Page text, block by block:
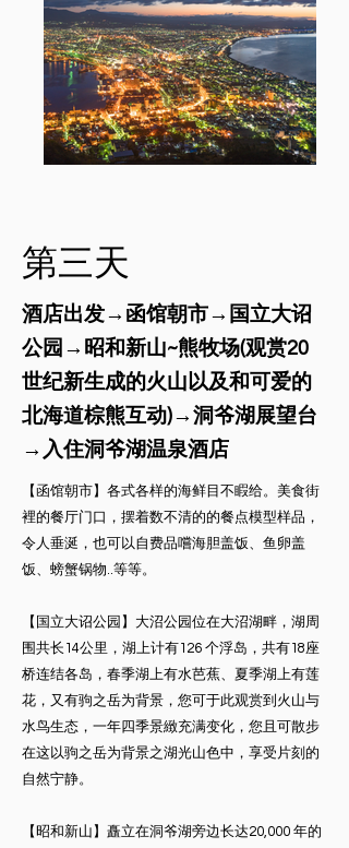
​第三天
酒店出发→函馆朝市→国立大诏
公园→昭和新山~熊牧场(观赏20
世纪新生成的火山以及和可爱的
北海道棕熊互动)→洞爷湖展望台
→入住洞爷湖温泉酒店
【函馆朝市】各式各样的海鲜目不睱给。美食街
裡的餐厅门口，摆着数不清的的餐点模型样品，
令人垂涎，也可以自费品嚐海胆盖饭、鱼卵盖
饭、螃蟹锅物..等等。
【国立大诏公园】大沼公园位在大沼湖畔，湖周
围共长14公里，湖上计有126 个浮岛，共有18座
桥连结各岛，春季湖上有水芭蕉、夏季湖上有莲
花，又有驹之岳为背景，您可于此观赏到火山与
水鸟生态，一年四季景緻充满变化，您且可散步
在这以驹之岳为背景之湖光山色中，享受片刻的
自然宁静。
【昭和新山】矗立在洞爷湖旁边长达20,000 年的